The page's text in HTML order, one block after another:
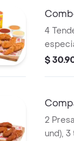
4
sirope
$
2
und),